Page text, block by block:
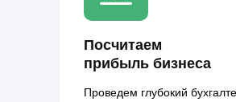
Посчитаем
прибыль бизнеса
Проведем глубокий